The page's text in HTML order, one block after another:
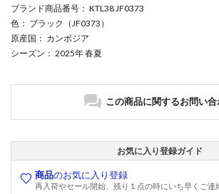
ブランド商品番号 ： KTL38 JF0373
色 ： ブラック（JF0373）
原産国 ： カンボジア
シーズン ： 2025年 春夏
この商品に関するお問い合
お気に入り登録ガイド
商品のお気に入り登録
再入荷やセール開始、残り１点の時にいち早くご連